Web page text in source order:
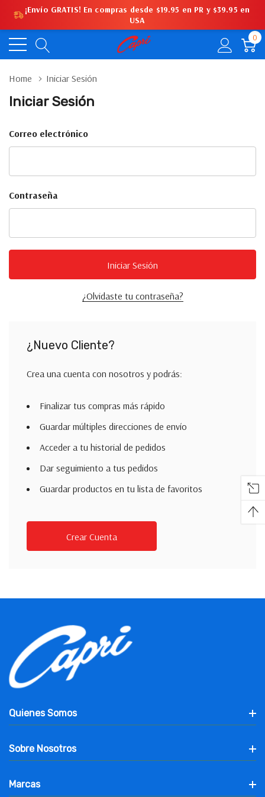
¡Envío GRATIS! En compras desde $19.95 en PR y $39.95 en
USA
0
Home Iniciar Sesión
Iniciar Sesión
Correo electrónico
Contraseña
¿Olvidaste tu contraseña?
¿Nuevo Cliente?
Crea una cuenta con nosotros y podrás:
Finalizar tus compras más rápido
Guardar múltiples direcciones de envío
Acceder a tu historial de pedidos
Dar seguimiento a tus pedidos
Guardar productos en tu lista de favoritos
Crear Cuenta
Quienes Somos
Sobre Nosotros
Marcas